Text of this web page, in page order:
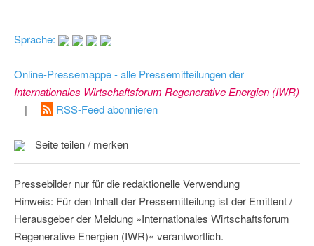
Sprache:
Online-Pressemappe - alle Pressemitteilungen der
Internationales Wirtschaftsforum Regenerative Energien (IWR)
|
RSS-Feed abonnieren
Seite teilen / merken
Pressebilder nur für die redaktionelle Verwendung
Hinweis: Für den Inhalt der Pressemitteilung ist der Emittent /
Herausgeber der Meldung »Internationales Wirtschaftsforum
Regenerative Energien (IWR)« verantwortlich.